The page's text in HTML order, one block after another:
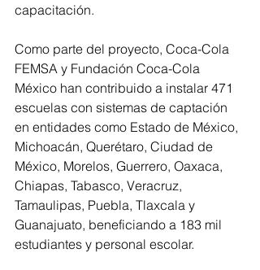
capacitación.
Como parte del proyecto, Coca-Cola
FEMSA y Fundación Coca-Cola
México han contribuido a instalar 471
escuelas con sistemas de captación
en entidades como Estado de México,
Michoacán, Querétaro, Ciudad de
México, Morelos, Guerrero, Oaxaca,
Chiapas, Tabasco, Veracruz,
Tamaulipas, Puebla, Tlaxcala y
Guanajuato, beneficiando a 183 mil
estudiantes y personal escolar.